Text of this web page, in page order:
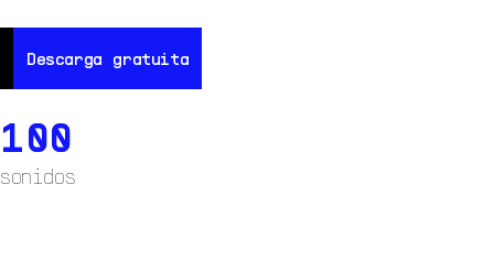
Descarga gratuita
Descarga gratuita
100
sonidos